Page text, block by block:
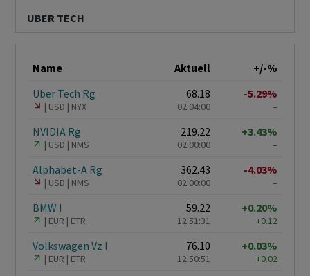
UBER TECH
Name Aktuell
+/-%
Uber Tech Rg
USD NYX
68.18
02:04:00
-5.29%
–
NVIDIA Rg
USD NMS
219.22
02:00:00
+3.43%
–
Alphabet-A Rg
USD NMS
362.43
02:00:00
-4.03%
–
BMW I
EUR ETR
59.22
12:51:31
+0.20%
+0.12
Volkswagen Vz I
EUR ETR
76.10
12:50:51
+0.03%
+0.02